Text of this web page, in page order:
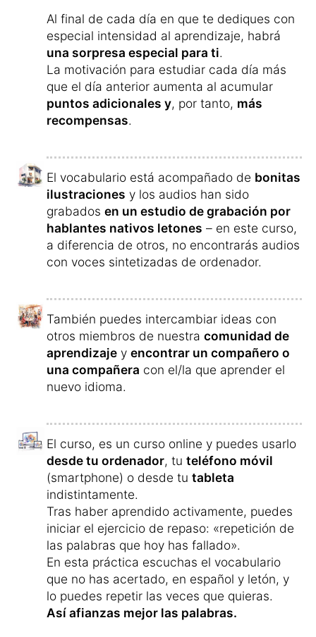
Al final de cada día en que te dediques con
especial intensidad al aprendizaje, habrá
una sorpresa especial para ti.
La motivación para estudiar cada día más
que el día anterior aumenta al acumular
puntos adicionales y, por tanto, más
recompensas.
El vocabulario está acompañado de bonitas
ilustraciones y los audios han sido
grabados en un estudio de grabación por
hablantes nativos letones – en este curso,
a diferencia de otros, no encontrarás audios
con voces sintetizadas de ordenador.
También puedes intercambiar ideas con
otros miembros de nuestra comunidad de
aprendizaje y encontrar un compañero o
una compañera con el/la que aprender el
nuevo idioma.
El curso, es un curso online y puedes usarlo
desde tu ordenador, tu teléfono móvil
(smartphone) o desde tu tableta
indistintamente.
Tras haber aprendido activamente, puedes
iniciar el ejercicio de repaso: «repetición de
las palabras que hoy has fallado».
En esta práctica escuchas el vocabulario
que no has acertado, en español y letón, y
lo puedes repetir las veces que quieras.
Así afianzas mejor las palabras.